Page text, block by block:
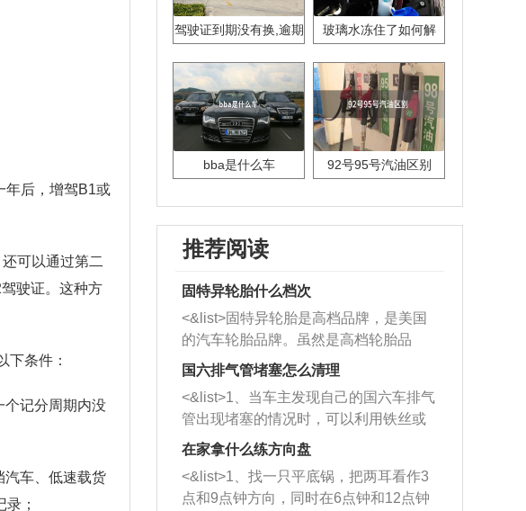
年后，增驾B1或
可以通过第二
驶证。这种方
下条件：
个记分周期内没
汽车、低速载货
；
驾驶证到期没有换,逾期
玻璃水冻住了如何解
bba是什么车 92号95号汽油区别
推荐阅读
固特异轮胎什么档次
<&list>固特异轮胎是高档品牌，是美国
的汽车轮胎品牌。虽然是高档轮胎品
牌，但是中高低端的轮胎都有生产，这
也是为了更好的开拓市场。
国六排气管堵塞怎么清理
<&list>1、当车主发现自己的国六车排气
管出现堵塞的情况时，可以利用铁丝或
者是细棍，直接将杂物给取出来，如果
堵塞情况比较严重，也可以采取应急措
施。 <&list>2、直接利用木棍将所有的
杂物推到排气管里面的位置处，然后将
在家拿什么练方向盘
<&list>1、找一只平底锅，把两耳看作3
点和9点钟方向，同时在6点钟和12点钟